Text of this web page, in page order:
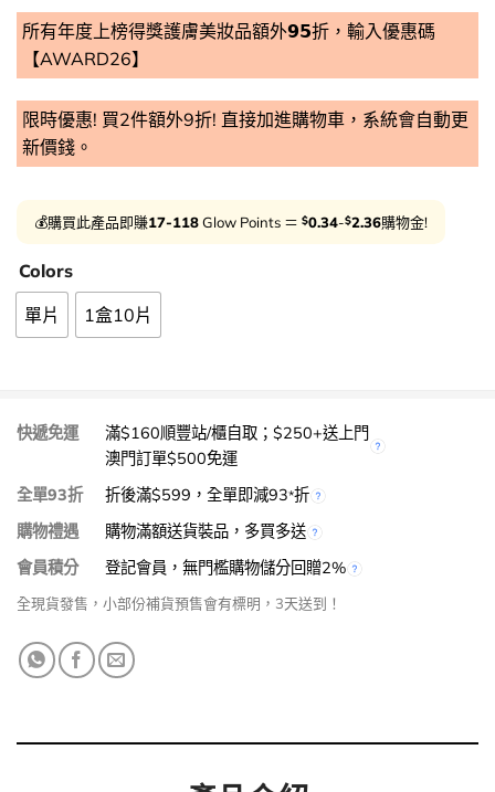
所有年度上榜得獎護膚美妝品額外𝟵𝟱折，輸入優惠碼
【AWARD26】
限時優惠! 買2件額外9折! 直接加進購物車，系統會自動更
新價錢。
💰購買此產品即賺17-118Glow Points ＝ $0.34-$2.36購物金!
Colors
單片 1盒10片
快遞免運
滿$160順豐站/櫃自取；$250+送上門
澳門訂單$500免運
全單93折
折後滿$599，全單即減93*折
購物禮遇
購物滿額送貨裝品，多買多送
會員積分
登記會員，無門檻購物儲分回贈2%
全現貨發售，小部份補貨預售會有標明，3天送到！